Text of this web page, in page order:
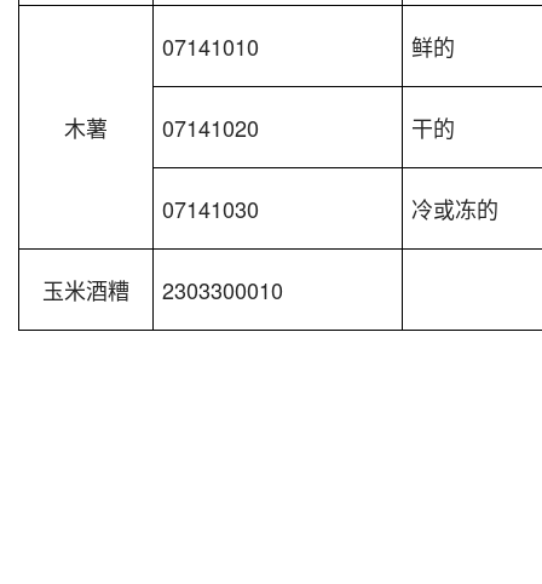
木薯
07141010 鲜的
07141020 干的
07141030 冷或冻的
玉米酒糟 2303300010